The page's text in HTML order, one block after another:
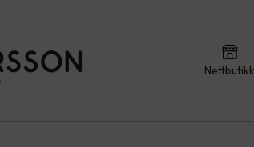
Nettbutikk